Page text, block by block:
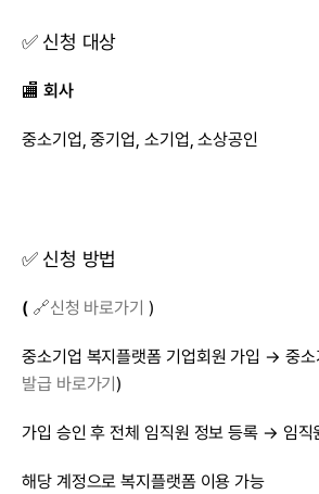
✅ 신청 대상
🏬 회사
중소기업, 중기업, 소기업, 소상공인
✅ 신청 방법
( 🔗신청 바로가기 )
중소기업 복지플랫폼 기업회원 가입 → 중
발급 바로가기)
가입 승인 후 전체 임직원 정보 등록 → 임직
해당 계정으로 복지플랫폼 이용 가능